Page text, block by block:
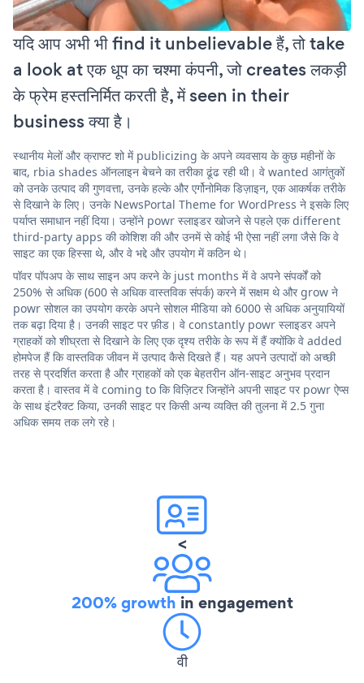
यदि आप अभी भी find it unbelievable हैं, तो take
a look at एक धूप का चश्मा कंपनी, जो creates लकड़ी
के फ्रेम हस्तनिर्मित करती है, में seen in their
business क्या है।
स्थानीय मेलों और क्राफ्ट शो में publicizing के अपने व्यवसाय के कुछ महीनों के
बाद, rbia shades ऑनलाइन बेचने का तरीका ढूंढ रही थी। वे wanted आगंतुकों
को उनके उत्पाद की गुणवत्ता, उनके हल्के और एर्गोनोमिक डिज़ाइन, एक आकर्षक तरीके
से दिखाने के लिए। उनके NewsPortal Theme for WordPress ने इसके लिए
पर्याप्त समाधान नहीं दिया। उन्होंने powr स्लाइडर खोजने से पहले एक different
third-party apps की कोशिश की और उनमें से कोई भी ऐसा नहीं लगा जैसे कि वे
साइट का एक हिस्सा थे, और वे भद्दे और उपयोग में कठिन थे।
पॉवर पॉपअप के साथ साइन अप करने के just months में वे अपने संपर्कों को
250% से अधिक (600 से अधिक वास्तविक संपर्क) करने में सक्षम थे और grow ने
powr सोशल का उपयोग करके अपने सोशल मीडिया को 6000 से अधिक अनुयायियों
तक बढ़ा दिया है। उनकी साइट पर फ़ीड। वे constantly powr स्लाइडर अपने
ग्राहकों को शीघ्रता से दिखाने के लिए एक दृश्य तरीके के रूप में हैं क्योंकि वे added
होमपेज हैं कि वास्तविक जीवन में उत्पाद कैसे दिखते हैं। यह अपने उत्पादों को अच्छी
तरह से प्रदर्शित करता है और ग्राहकों को एक बेहतरीन ऑन-साइट अनुभव प्रदान
करता है। वास्तव में वे coming to कि विज़िटर जिन्होंने अपनी साइट पर powr ऐप्स
के साथ इंटरैक्ट किया, उनकी साइट पर किसी अन्य व्यक्ति की तुलना में 2.5 गुना
अधिक समय तक लगे रहे।
<
200% growth in engagement
वी